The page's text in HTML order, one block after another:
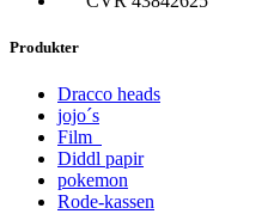
Produkter
Dracco heads
jojo´s
Film
Diddl papir
pokemon
Rode-kassen